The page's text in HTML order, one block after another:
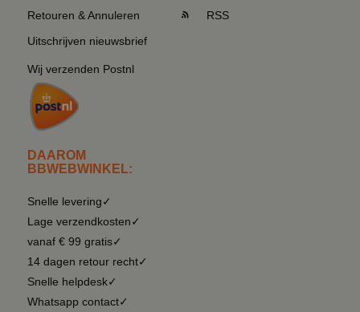
Retouren & Annuleren
Uitschrijven nieuwsbrief
Wij verzenden Postnl
DAAROM
BBWEBWINKEL:
Snelle levering✓
Lage verzendkosten✓
vanaf € 99 gratis✓
14 dagen retour recht✓
Snelle helpdesk✓
Whatsapp contact✓
RSS